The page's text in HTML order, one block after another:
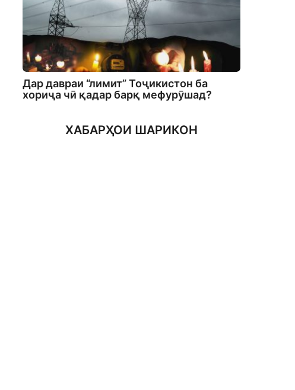
Дар давраи “лимит” Тоҷикистон ба
хориҷа чӣ қадар барқ мефурӯшад?
ХАБАРҲОИ ШАРИКОН